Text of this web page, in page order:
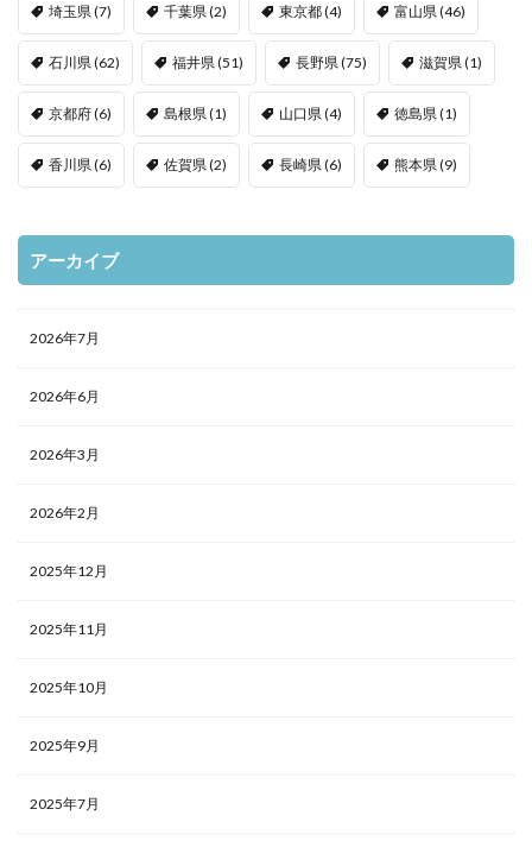
埼玉県 (7) 千葉県 (2) 東京都(4) 富山県 (46)
石川県 (62) 福井県 (51) 長野県 (75) 滋賀県 (1)
京都府(6) 島根県 (1) 山口県 (4) 徳島県 (1)
香川県 (6) 佐賀県 (2) 長崎県 (6) 熊本県 (9)
アーカイブ
2026年7月
2026年6月
2026年3月
2026年2月
2025年12月
2025年11月
2025年10月
2025年9月
2025年7月